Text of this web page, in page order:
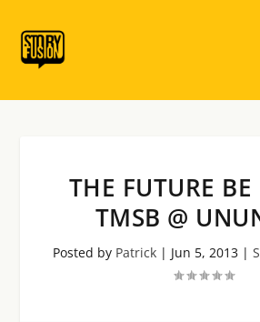
THE FUTURE
TMSB @
Posted by Patrick | Jun 5, 2013 |